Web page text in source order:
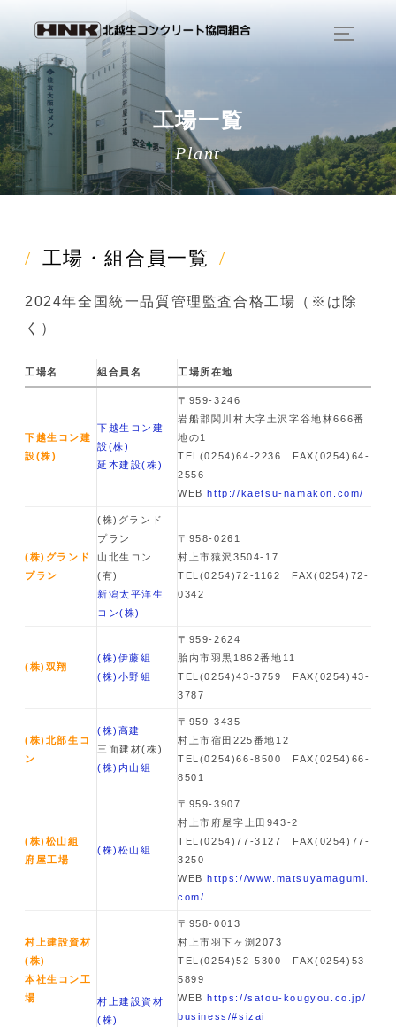
ン
ツ
へ
ス
キ
工場一覧
Plant
工場・組合員一覧
2024年全国統一品質管理監査合格工場（※は除
く）
工場名 組合員名 工場所在地
下越生コン建
設(株)
下越生コン建
設(株)
延本建設(株)
〒959-3246
岩船郡関川村大字土沢字谷地林666番
地の1
TEL(0254)64-2236 FAX(0254)64-
2556
WEB http://kaetsu-namakon.com/
(株) グランド
プラン
(株) グランド
プラン
山北生コン
(有)
新潟太平洋生
コン(株)
〒958-0261
村上市猿沢3504-17
TEL(0254)72-1162 FAX(0254)72-
0342
(株) 双翔
(株) 伊藤組
(株) 小野組
〒959-2624
胎内市羽黒1862番地11
TEL(0254)43-3759 FAX(0254)43-
3787
(株) 北部生コ
ン
(株) 高建
三面建材(株)
(株) 内山組
〒959-3435
村上市宿田225番地12
TEL(0254)66-8500 FAX(0254)66-
8501
(株) 松山組
府屋工場
(株) 松山組
〒959-3907
村上市府屋字上田943-2
TEL(0254)77-3127 FAX(0254)77-
3250
WEB https://www.matsuyamagumi.
com/
村上建設資材
(株)
本社生コン工
場
村上建設資材
(株)
〒958-0013
村上市羽下ヶ渕2073
TEL(0254)52-5300 FAX(0254)53-
5899
WEB https://satou-kougyou.co.jp/
business/#sizai